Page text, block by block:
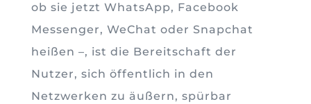
ob sie jetzt WhatsApp, Facebook
Messenger, WeChat oder Snapchat
heißen –, ist die Bereitschaft der
Nutzer, sich öffentlich in den
Netzwerken zu äußern, spürbar